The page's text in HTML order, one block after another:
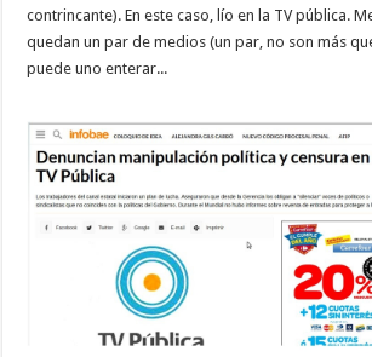
contrincante). En este caso, lío en la TV pública.
quedan un par de medios (un par, no son más
puede uno enterar...